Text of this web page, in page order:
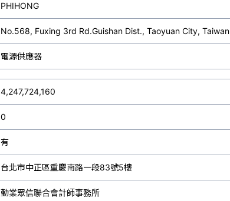
PHIHONG
No.568, Fuxing 3rd Rd.Guishan Dist., Taoyuan City, Taiwan
電源供應器
4,247,724,160
0
有
台北市中正區重慶南路一段83號5樓
勤業眾信聯合會計師事務所